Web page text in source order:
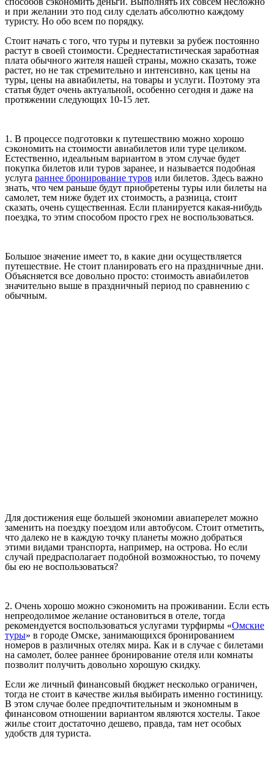
и при желании это под силу сделать абсолютно каждому
туристу. Но обо всем по порядку.
Стоит начать с того, что туры и путевки за рубеж постоянно
растут в своей стоимости. Среднестатистическая заработная
плата обычного жителя нашей страны, можно сказать, тоже
растет, но не так стремительно и интенсивно, как цены на
туры, цены на авиабилеты, на товары и услуги. Поэтому эта
статья будет очень актуальной, особенно сегодня и даже на
протяжении следующих 10-15 лет.
1. В процессе подготовки к путешествию можно хорошо
сэкономить на стоимости авиабилетов или туре целиком.
Естественно, идеальным вариантом в этом случае будет
покупка билетов или туров заранее, и называется подобная
услуга раннее бронирование туров или билетов. Здесь важно
знать, что чем раньше будут приобретены туры или билеты на
самолет, тем ниже будет их стоимость, а разница, стоит
сказать, очень существенная. Если планируется какая-нибудь
поездка, то этим способом просто грех не воспользоваться.
Большое значение имеет то, в какие дни осуществляется
путешествие. Не стоит планировать его на праздничные дни.
Объясняется все довольно просто: стоимость авиабилетов
значительно выше в праздничный период по сравнению с
обычным.
Для достижения еще большей экономии авиаперелет можно
заменить на поездку поездом или автобусом. Стоит отметить,
что далеко не в каждую точку планеты можно добраться
этими видами транспорта, например, на острова. Но если
случай предрасполагает подобной возможностью, то почему
бы ею не воспользоваться?
2. Очень хорошо можно сэкономить на проживании. Если есть
непреодолимое желание остановиться в отеле, тогда
рекомендуется воспользоваться услугами турфирмы «Омские
туры» в городе Омске, занимающихся бронированием
номеров в различных отелях мира. Как и в случае с билетами
на самолет, более раннее бронирование отеля или комнаты
позволит получить довольно хорошую скидку.
Если же личный финансовый бюджет несколько ограничен,
тогда не стоит в качестве жилья выбирать именно гостиницу.
В этом случае более предпочтительным и экономным в
финансовом отношении вариантом являются хостелы. Такое
жилье стоит достаточно дешево, правда, там нет особых
удобств для туриста.